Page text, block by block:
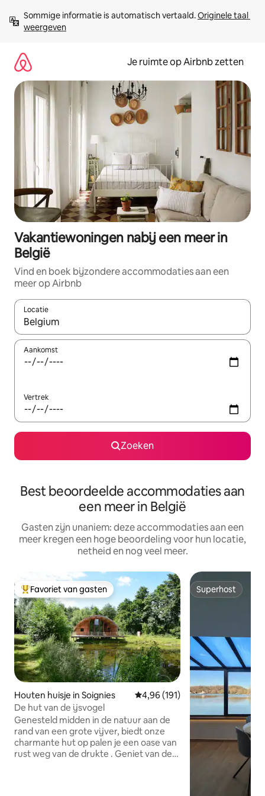
direct
naar
Sommige informatie is automatisch vertaald. Originele taal
weergeven
Je ruimte op Airbnb zetten
Vakantiewoningen nabij een meer in
België
Vind en boek bijzondere accommodaties aan een
meer op Airbnb
Locatie
Wanneer er suggesties beschikbaar zijn, maak je een keuze
Aankomst
Vertrek
Zoeken
Best beoordeelde accommodaties aan
een meer in België
Gasten zijn unaniem: deze accommodaties aan een
meer kregen een hoge beoordeling voor hun locatie,
netheid en nog veel meer.
Topfavoriet van gasten
Favoriet van gasten
Houten huisje in Soignies Gemiddelde beoordeling van
4,96 (191)
De hut van de ijsvogel
Genesteld midden in de natuur aan de
rand van een grote vijver, biedt onze
charmante hut op palen je een oase van
rust weg van de drukte . Geniet van de
Superhost
Superhost